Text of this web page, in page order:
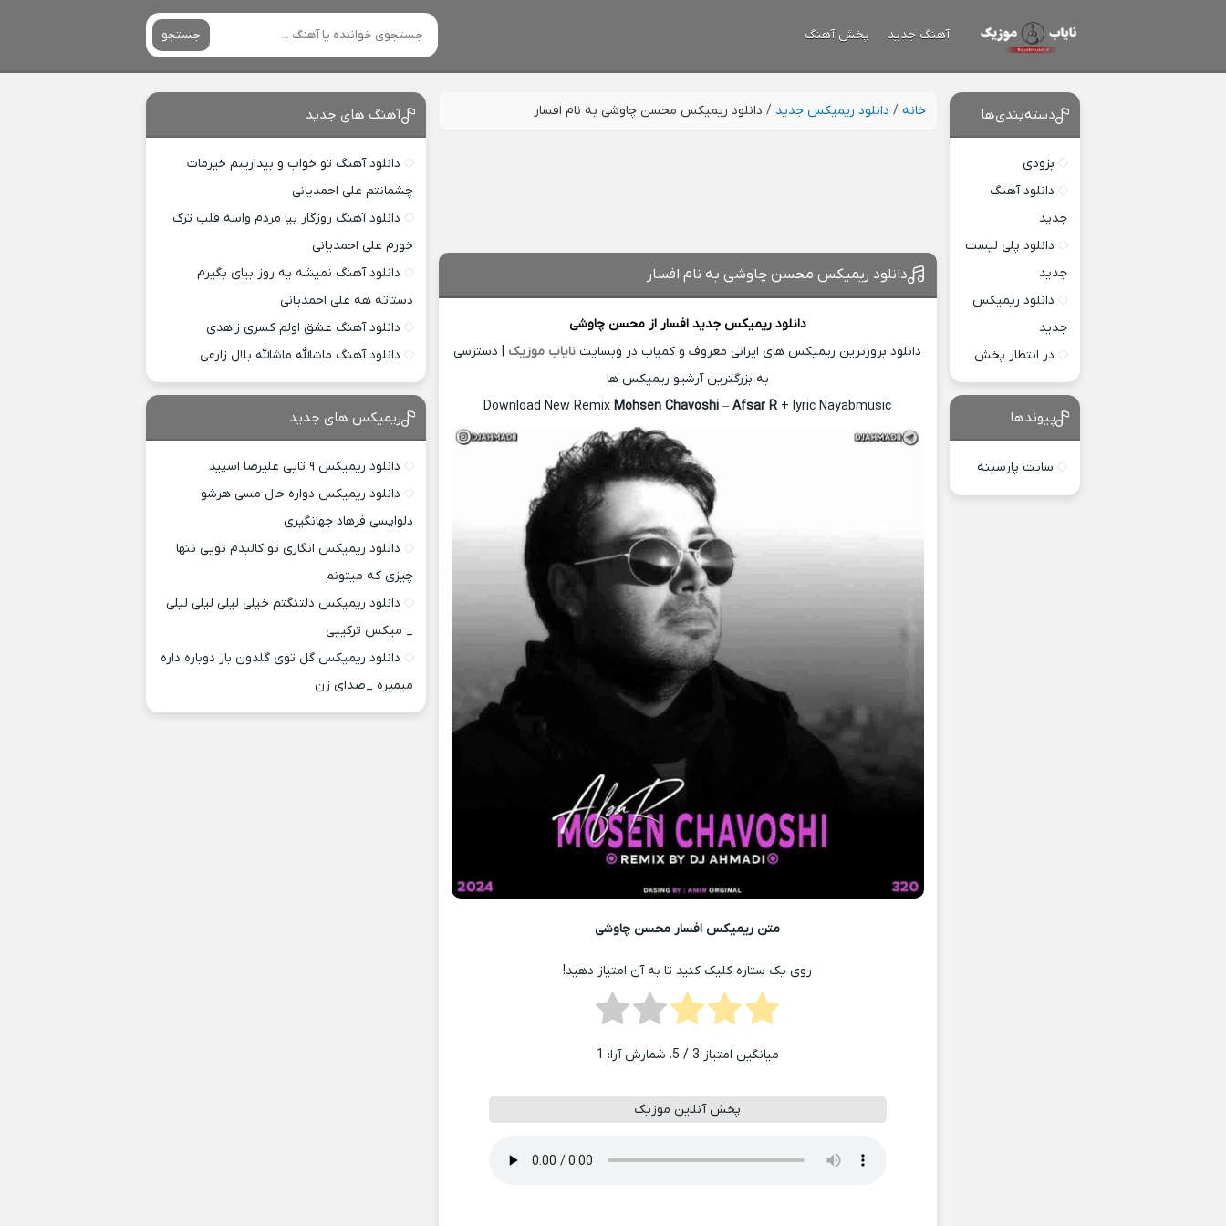
آهنگ جدید پخش آهنگ جستجو
خانه / دانلود ریمیکس جدید / دانلود ریمیکس محسن چاوشی به نام افسار
دانلود ریمیکس محسن چاوشی به نام افسار
دانلود ریمیکس جدید افسار ازمحسن چاوشی
دانلود بروزترین ریمیکس های ایرانی معروف و کمیاب در وبسایت نایاب موزیک | دسترسی
به بزرگترین آرشیو ریمیکس ها
Download New RemixMohsen Chavoshi –Afsar R + lyric Nayabmusic
متن ریمیکس افسار محسن چاوشی
روی یک ستاره کلیک کنید تا به آن امتیاز دهید!
میانگین امتیاز 3 / 5. شمارش آرا: 1
پخش آنلاین موزیک
دسته‌بندی‌ها
بزودی
دانلود آهنگ
جدید
دانلود پلی لیست
جدید
دانلود ریمیکس
جدید
در انتظار پخش
پیوندها
سایت پارسینه
آهنگ های جدید
دانلود آهنگ تو خواب و بیداریتم خیرمات
چشمانتم علی احمدیانی
دانلود آهنگ روزگار بیا مردم واسه قلب ترک
خورم علی احمدیانی
دانلود آهنگ نمیشه یه روز بیای بگیرم
دستاته هه علی احمدیانی
دانلود آهنگ عشق اولم کسری زاهدی
دانلود آهنگ ماشالله ماشالله بلال زارعی
ریمیکس های جدید
دانلود ریمیکس ۹ تایی علیرضا اسپید
دانلود ریمیکس دواره حال مسی هرشو
دلواپسی فرهاد جهانگیری
دانلود ریمیکس انگاری تو کالبدم تویی تنها
چیزی که میتونم
دانلود ریمیکس دلتنگتم خیلی لیلی لیلی لیلی
_ میکس ترکیبی
دانلود ریمیکس گل توی گلدون باز دوباره داره
میمیره _صدای زن